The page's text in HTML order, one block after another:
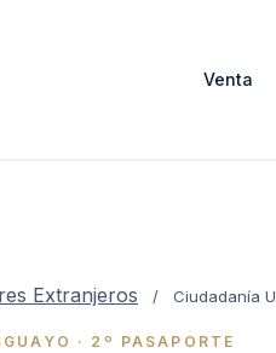
Venta
Extranjeros / Ciudadanía
· 2º PASAPORTE